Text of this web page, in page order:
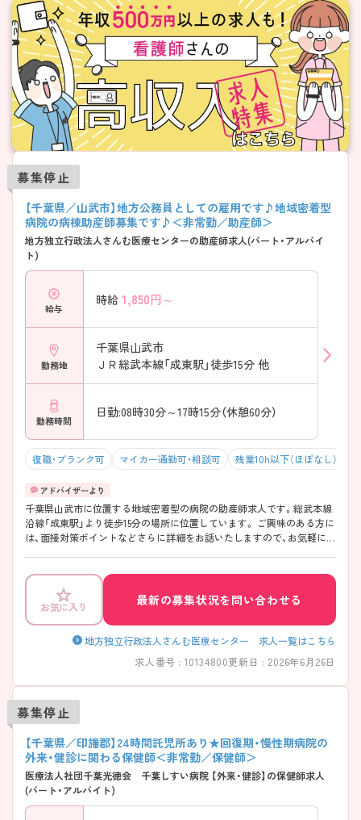
募集停止
【千葉県／山武市】地方公務員としての雇用です♪地域密着型
病院の病棟助産師募集です♪＜非常勤／助産師＞
地方独立行政法人さんむ医療センターの助産師求人(パート・アルバイ
ト)
給与
時給 1,850円～
勤務地
千葉県山武市
ＪＲ総武本線「成東駅」徒歩15分 他
勤務時間
日勤:08時30分～17時15分（休憩60分）
復職・ブランク可 マイカー通勤可・相談可 残業10h以下（ほぼなし）
千葉県山武市に位置する地域密着型の病院の助産師求人です。総武本線
沿線「成東駅」より徒歩15分の場所に位置しています。 ご興味のある方に
は、面接対策ポイントなどさらに詳細をお話いたしますので、お気軽にご
お気に入り 最新の募集状況を問い合わせる
地方独立行政法人さんむ医療センター 求人一覧はこちら
求人番号 : 10134800更新日 : 2026年6月26日
募集停止
【千葉県／印旛郡】24時間託児所あり★回復期・慢性期病院の
外来・健診に関わる保健師＜非常勤／保健師＞
医療法人社団千葉光徳会 千葉しすい病院 【外来・健診】の保健師求人
(パート・アルバイト)